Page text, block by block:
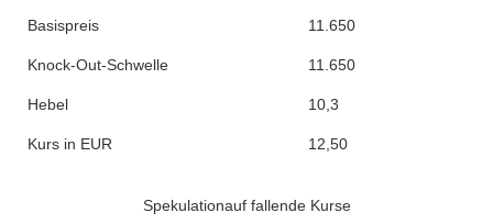
Basispreis 11.650
Knock-Out-Schwelle 11.650
Hebel 10,3
Kurs in EUR 12,50
Spekulationauf fallende Kurse